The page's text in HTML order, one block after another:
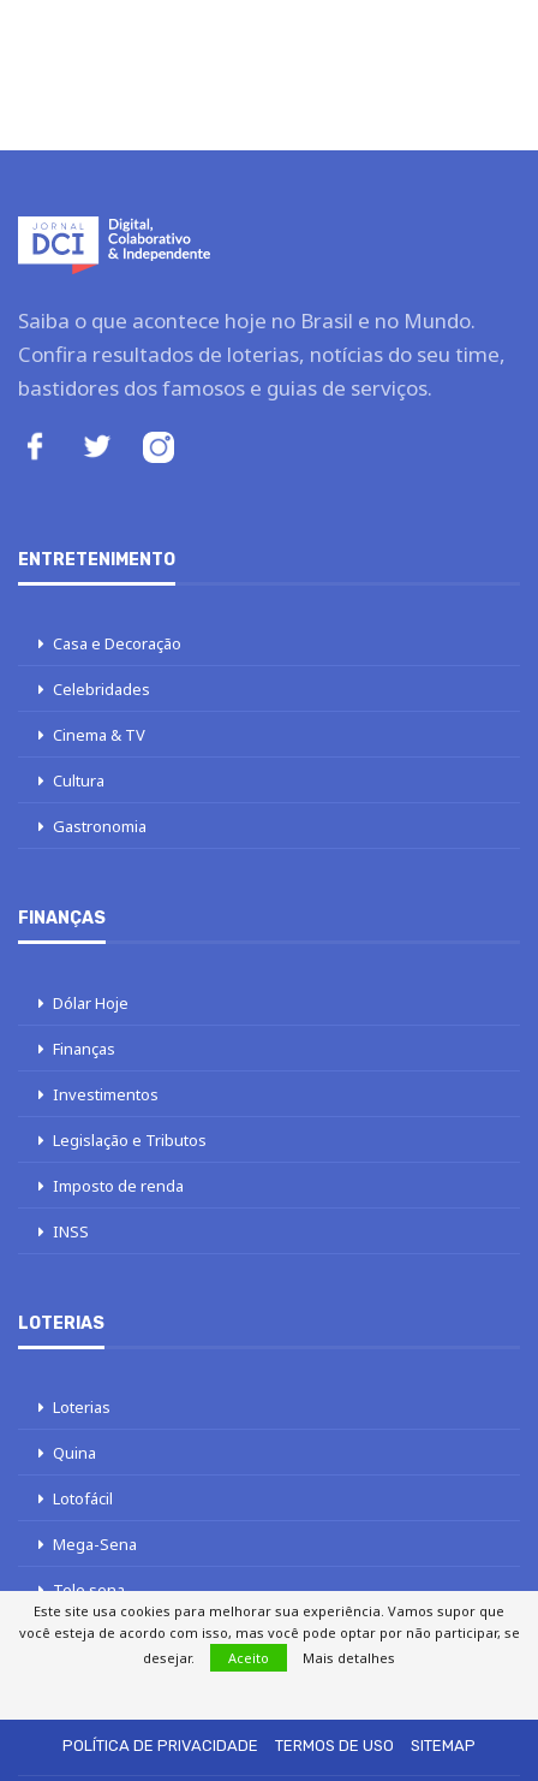
Saiba o que acontece hoje no Brasil e no Mundo.
Confira resultados de loterias, notícias do seu time,
bastidores dos famosos e guias de serviços.
ENTRETENIMENTO
Casa e Decoração
Celebridades
Cinema & TV
Cultura
Gastronomia
FINANÇAS
Dólar Hoje
Finanças
Investimentos
Legislação e Tributos
Imposto de renda
INSS
LOTERIAS
Loterias
Quina
Lotofácil
Mega-Sena
Tele sena
POLÍTICA DE PRIVACIDADE
TERMOS DE USO SITEMAP
Este site usa cookies para melhorar sua experiência. Vamos supor que
você esteja de acordo com isso, mas você pode optar por não participar, se
desejar.
Aceito Mais detalhes